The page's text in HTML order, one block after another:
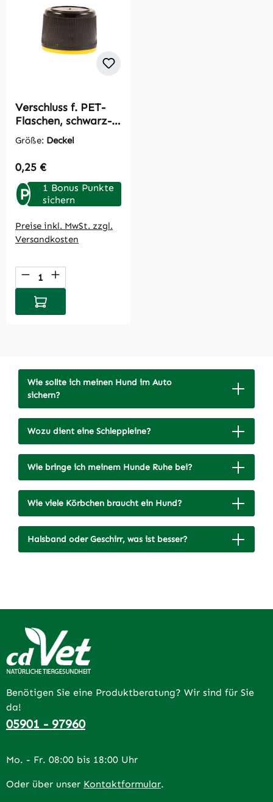
Verschluss f. PET-
Flaschen, schwarz-
gelb, PP28
Größe: Deckel
Regulärer Preis:
0,25 €
P
1 Bonus Punkte
sichern
Preise inkl. MwSt. zzgl.
Versandkosten
Produkt Anzahl: Gib den gewünschten
In den Warenkorb
Wie sollte ich meinen Hund im Auto
sichern?
Wozu dient eine Schleppleine?
Wie bringe ich meinem Hunde Ruhe bei?
Wie viele Körbchen braucht ein Hund?
Halsband oder Geschirr, was ist besser?
Benötigen Sie eine Produktberatung? Wir sind für Sie
da!
05901 - 97960
Mo. - Fr. 08:00 bis 18:00 Uhr
Oder über unser Kontaktformular.